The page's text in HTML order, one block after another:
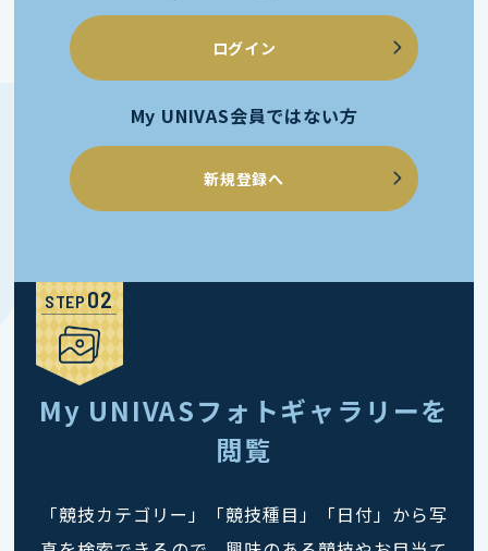
ログイン
My UNIVAS会員ではない方
新規登録へ
STEP
My UNIVASフォトギャラリーを
閲覧
「競技カテゴリー」「競技種目」「日付」から写